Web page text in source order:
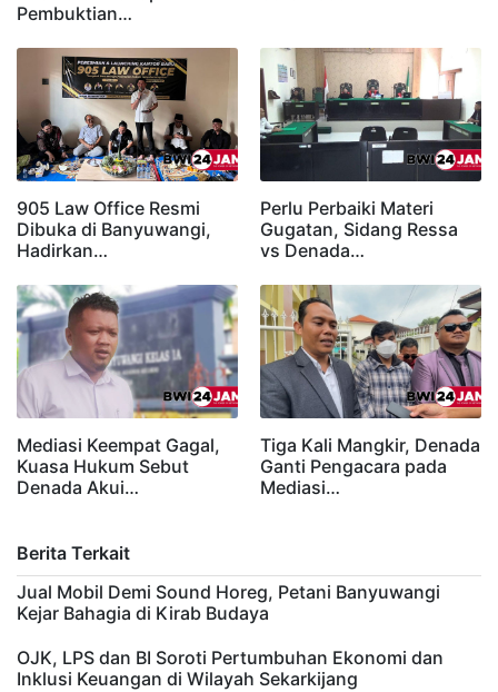
Pembuktian…
905 Law Office Resmi
Dibuka di Banyuwangi,
Hadirkan…
Perlu Perbaiki Materi
Gugatan, Sidang Ressa
vs Denada…
Mediasi Keempat Gagal,
Kuasa Hukum Sebut
Denada Akui…
Tiga Kali Mangkir, Denada
Ganti Pengacara pada
Mediasi…
Berita Terkait
Jual Mobil Demi Sound Horeg, Petani Banyuwangi
Kejar Bahagia di Kirab Budaya
OJK, LPS dan BI Soroti Pertumbuhan Ekonomi dan
Inklusi Keuangan di Wilayah Sekarkijang